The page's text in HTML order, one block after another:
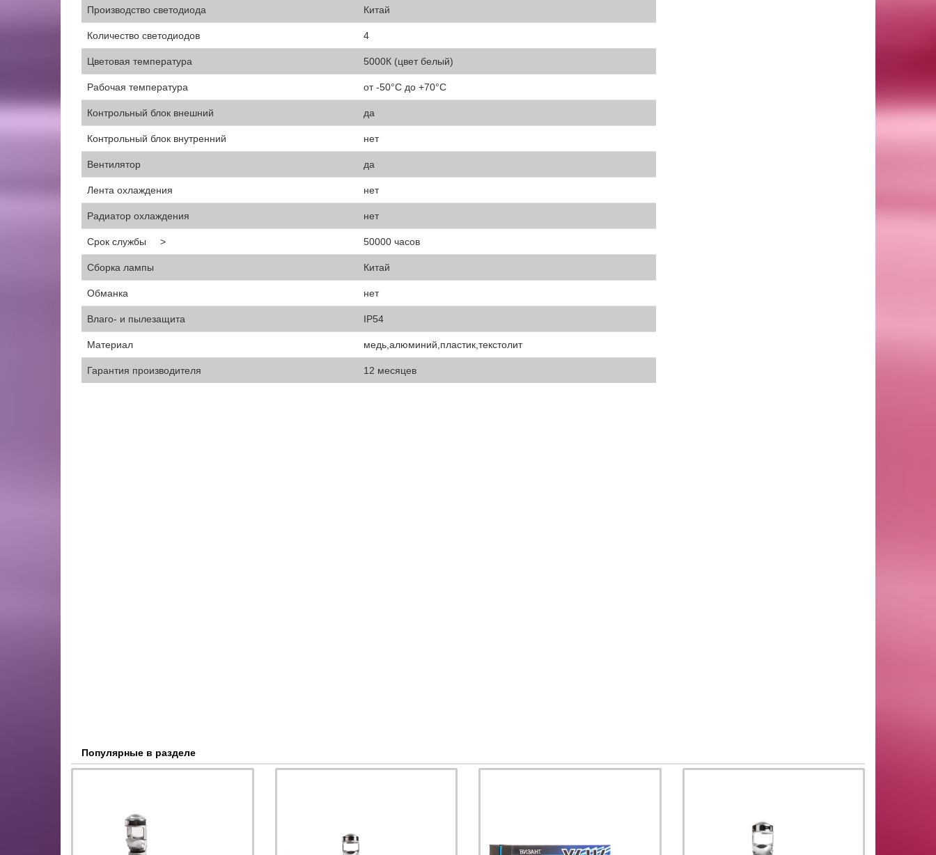
Производство светодиода Китай
Количество светодиодов 4
Цветовая температура 5000К (цвет белый)
Рабочая температура от -50°С до +70°С
Контрольный блок внешний да
Контрольный блок внутренний нет
Вентилятор да
Лента охлаждения нет
Радиатор охлаждения нет
Срок службы > 50000 часов
Сборка лампы Китай
Обманка нет
Влаго- и пылезащита IP54
Материал медь,алюминий,пластик,текстолит
Гарантия производителя 12 месяцев
Популярные в разделе